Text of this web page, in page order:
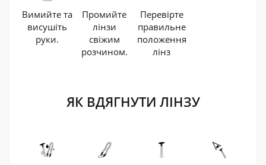
Вимийте та
висушіть
руки.
Промийте
лінзи
свіжим
розчином.
Перевірте
правильне
положення
лінз
ЯК ВДЯГНУТИ ЛІНЗУ